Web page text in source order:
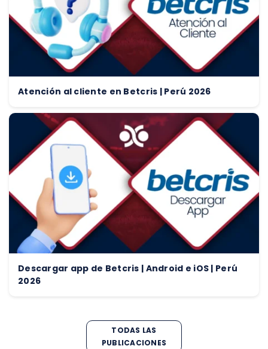
Atención al cliente en Betcris | Perú 2026
Descargar app de Betcris | Android e iOS | Perú
2026
TODAS LAS
PUBLICACIONES